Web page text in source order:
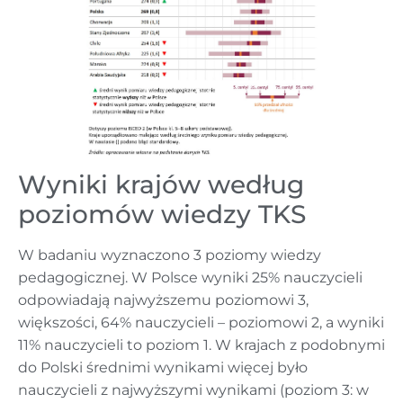
Wyniki krajów według
poziomów wiedzy TKS
W badaniu wyznaczono 3 poziomy wiedzy
pedagogicznej. W Polsce wyniki 25% nauczycieli
odpowiadają najwyższemu poziomowi 3,
większości, 64% nauczycieli – poziomowi 2, a wyniki
11% nauczycieli to poziom 1. W krajach z podobnymi
do Polski średnimi wynikami więcej było
nauczycieli z najwyższymi wynikami (poziom 3: w